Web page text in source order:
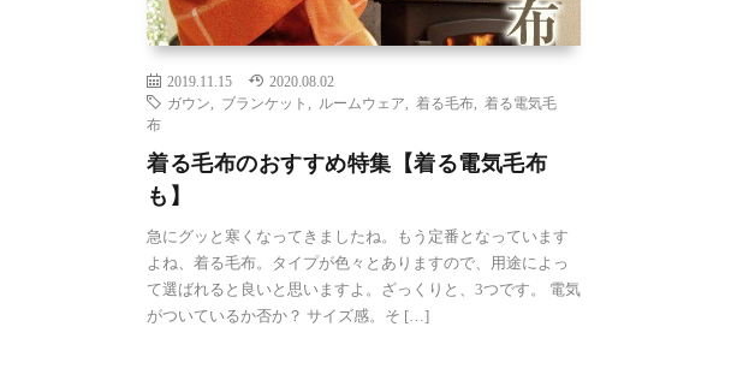
2019.11.15
2020.08.02
ガウン
ブランケット ルームウェア 着る毛布
着る電気毛
布
着る毛布のおすすめ特集【着る電気毛布
も】
急にグッと寒くなってきましたね。もう定番となっています
よね、着る毛布。タイプが色々とありますので、用途によっ
て選ばれると良いと思いますよ。ざっくりと、3つです。 電気
がついているか否か？ サイズ感。そ […]